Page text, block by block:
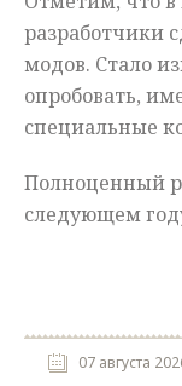
разработчики
модов. Стало
опробовать,
специальные
Полноценный
следующем
07 августа